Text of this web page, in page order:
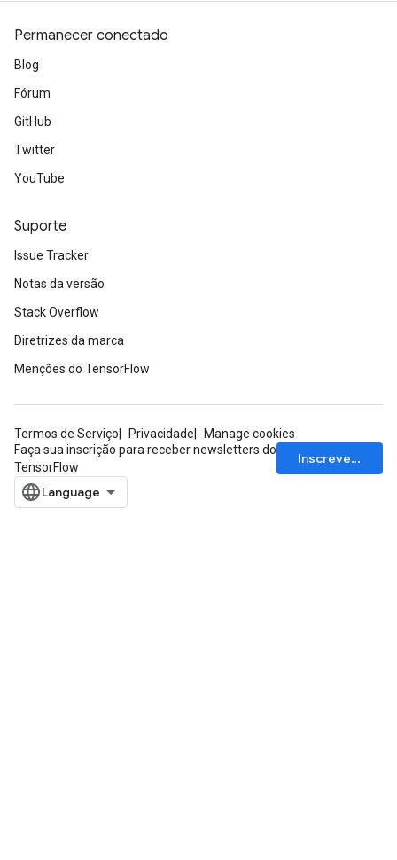
Permanecer conectado
Blog
Fórum
GitHub
Twitter
YouTube
Suporte
Issue Tracker
Notas da versão
Stack Overflow
Diretrizes da marca
Menções do TensorFlow
Termos de Serviço Privacidade
Manage cookies
Faça sua inscrição para receber newsletters do
TensorFlow
Inscrever-se